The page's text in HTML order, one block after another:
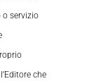
o servizio
che